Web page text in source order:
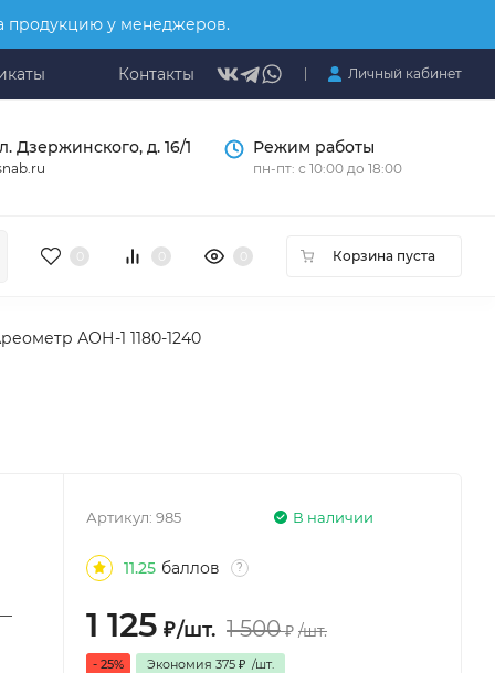
продукцию у менеджеров.
Контакты Личный кабинет
Дзержинского, д. 16/1 Режим работы
пн-пт: с 10:00 до 18:00
Корзина пуста
АОН-1 1180-1240
—
В наличии
Артикул:985
11.25 баллов ?
1 125 ₽/шт. 1 500 ₽ /шт.
- 25% Экономия375 ₽ /шт.